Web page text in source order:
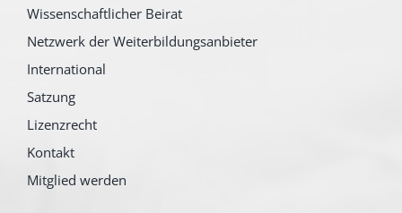
Wissenschaftlicher Beirat
Netzwerk der Weiterbildungsanbieter
International
Satzung
Lizenzrecht
Kontakt
Mitglied werden